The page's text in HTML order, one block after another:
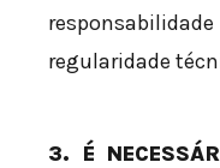
regularidade
3. É